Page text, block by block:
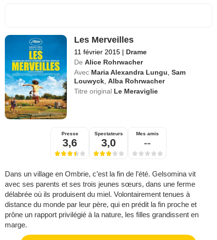
Les Merveilles
11 février 2015 | Drame
De Alice Rohrwacher
Avec Maria Alexandra Lungu ,Sam
Louwyck ,Alba Rohrwacher
Titre original Le Meraviglie
Presse
3,6
Spectateurs
3,0
Mes amis
--
Dans un village en Ombrie, c’est la fin de l’été. Gelsomina vit
avec ses parents et ses trois jeunes sœurs, dans une ferme
délabrée où ils produisent du miel. Volontairement tenues à
distance du monde par leur père, qui en prédit la fin proche et
prône un rapport privilégié à la nature, les filles grandissent en
marge.